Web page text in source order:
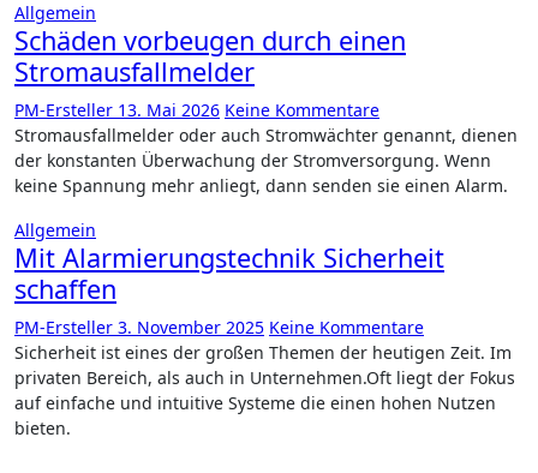
Allgemein
Schäden vorbeugen durch einen
Stromausfallmelder
PM-Ersteller 13. Mai 2026 Keine Kommentare
Stromausfallmelder oder auch Stromwächter genannt, dienen
der konstanten Überwachung der Stromversorgung. Wenn
keine Spannung mehr anliegt, dann senden sie einen Alarm.
Allgemein
Mit Alarmierungstechnik Sicherheit
schaffen
PM-Ersteller 3. November 2025 Keine Kommentare
Sicherheit ist eines der großen Themen der heutigen Zeit. Im
privaten Bereich, als auch in Unternehmen.Oft liegt der Fokus
auf einfache und intuitive Systeme die einen hohen Nutzen
bieten.